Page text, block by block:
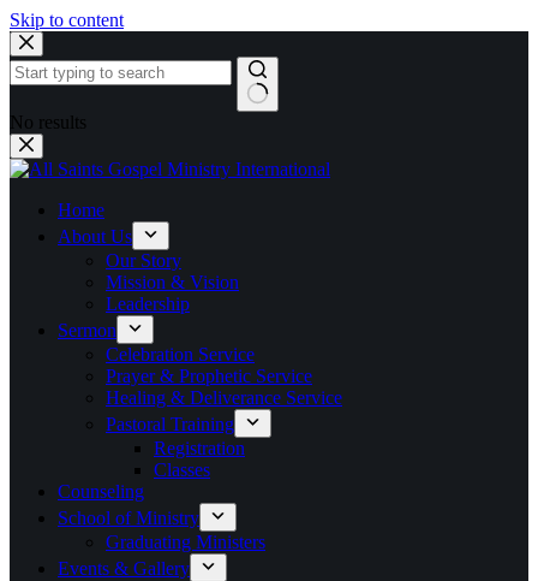
Skip to content
No results
Home
About Us
Our Story
Mission & Vision
Leadership
Sermon
Celebration Service
Prayer & Prophetic Service
Healing & Deliverance Service
Pastoral Training
Registration
Classes
Counseling
School of Ministry
Graduating Ministers
Events & Gallery